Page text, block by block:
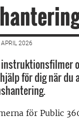
2026
för dig när du
för Public